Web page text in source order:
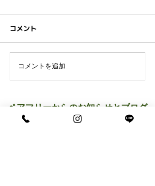
コメント
コメントを追加…
ペアフリーからのお知らせとブログ
です。